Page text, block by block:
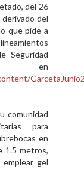
del 26
del
que pide a
Seguridad
en
comunidad
para
en
1.5 metros,
gel